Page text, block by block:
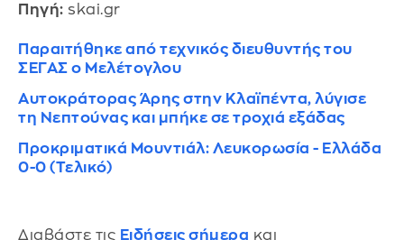
Πηγή: skai.gr
Παραιτήθηκε από τεχνικός διευθυντής του
ΣΕΓΑΣ ο Μελέτογλου
Αυτοκράτορας Άρης στην Κλαϊπέντα, λύγισε
τη Νεπτούνας και μπήκε σε τροχιά εξάδας
Προκριματικά Μουντιάλ: Λευκορωσία - Ελλάδα
0-0 (Τελικό)
Διαβάστε τις Ειδήσεις σήμερα και